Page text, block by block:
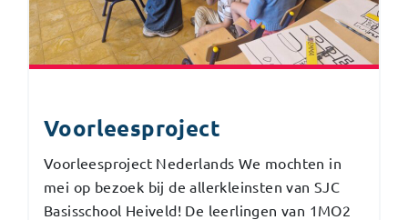
Voorleesproject
Voorleesproject Nederlands We mochten in
mei op bezoek bij de allerkleinsten van SJC
Basisschool Heiveld! De leerlingen van 1MO2